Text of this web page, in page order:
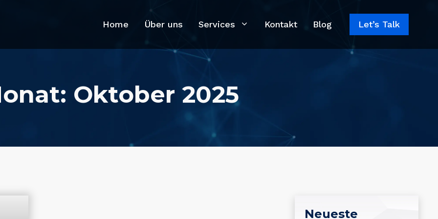
Home Über uns Services Kontakt Blog Let’s Talk
Oktober 2025
Neueste